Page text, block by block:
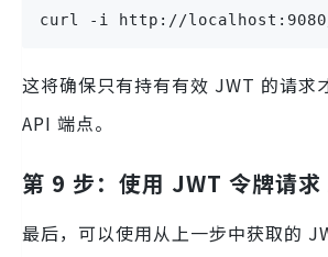
curl -i http://localhost:9080/
这将确保只有持有有效 JWT 的请求
API 端点。
第 9 步：使用 JWT 令牌请求
最后，可以使用从上一步中获取的